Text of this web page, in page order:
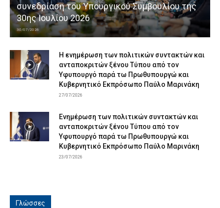
συνεδρίαση του Υπουργικού Συμβουλίου της
30ης Ιουλίου 2026
30/07/2026
Η ενημέρωση των πολιτικών συντακτών και
ανταποκριτών ξένου Τύπου από τον
Υφυπουργό παρά τω Πρωθυπουργώ και
Κυβερνητικό Εκπρόσωπο Παύλο Μαρινάκη
27/07/2026
Ενημέρωση των πολιτικών συντακτών και
ανταποκριτών ξένου Τύπου από τον
Υφυπουργό παρά τω Πρωθυπουργώ και
Κυβερνητικό Εκπρόσωπο Παύλο Μαρινάκη
23/07/2026
Γλώσσες